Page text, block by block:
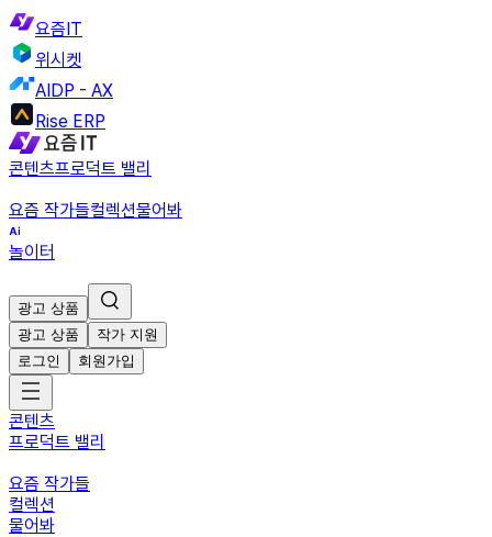
요즘IT
위시켓
AIDP - AX
Rise ERP
콘텐츠프로덕트 밸리
요즘 작가들컬렉션물어봐
놀이터
광고 상품
광고 상품
작가 지원
로그인
회원가입
콘텐츠
프로덕트 밸리
요즘 작가들
컬렉션
물어봐